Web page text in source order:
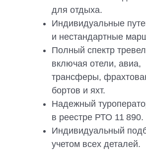
для отдыха.
Индивидуальные
и нестандартные
Полный спектр
включая отели, авиа,
трансферы,
бортов и яхт.
Надежный
в реестре РТО 11 890.
Индивидуальный
учетом всех деталей.